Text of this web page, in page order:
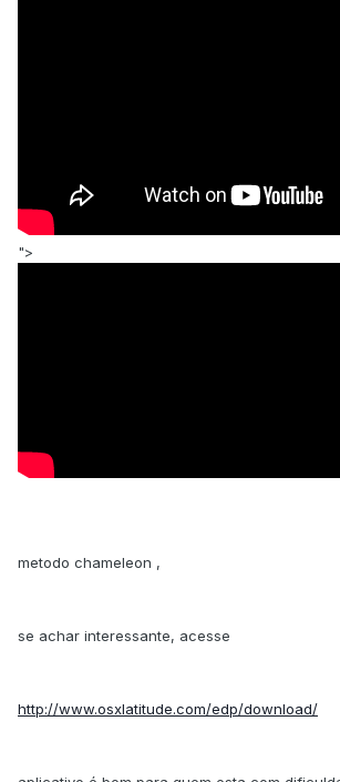
">
metodo chameleon ,
se achar interessante, acesse
http://www.osxlatitude.com/edp/download/